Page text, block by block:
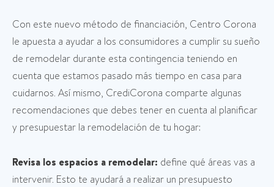
Con este nuevo método de financiación, Centro Corona
le apuesta a ayudar a los consumidores a cumplir su sueño
de remodelar durante esta contingencia teniendo en
cuenta que estamos pasado más tiempo en casa para
cuidarnos. Así mismo, CrediCorona comparte algunas
recomendaciones que debes tener en cuenta al planificar
y presupuestar la remodelación de tu hogar:
Revisa los espacios a remodelar: define qué áreas vas a
intervenir. Esto te ayudará a realizar un presupuesto